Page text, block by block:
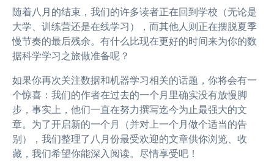
随着八月的结束，我们的许多读者正在回到学校（无论是
大学、训练营还是在线学习），而其他人则正在摆脱夏季
慢节奏的最后残余。有什么比现在更好的时间来为你的数
据科学学习之旅做准备呢？
如果你再次关注数据和机器学习相关的话题，你将会有一
个惊喜：我们的作者在过去的一个月里确实没有放慢脚
步，事实上，他们一直在努力撰写迄今为止最强大的文
章。为了开启新的一个月（并对上一个月做个适当的告
别），我们整理了八月份最受欢迎的文章供你浏览、收
藏，我们希望你能深入阅读。尽情享受吧！